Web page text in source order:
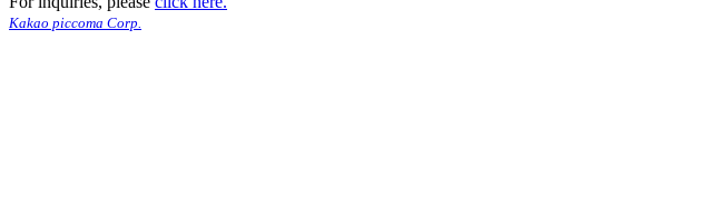
Kakao piccoma Corp.